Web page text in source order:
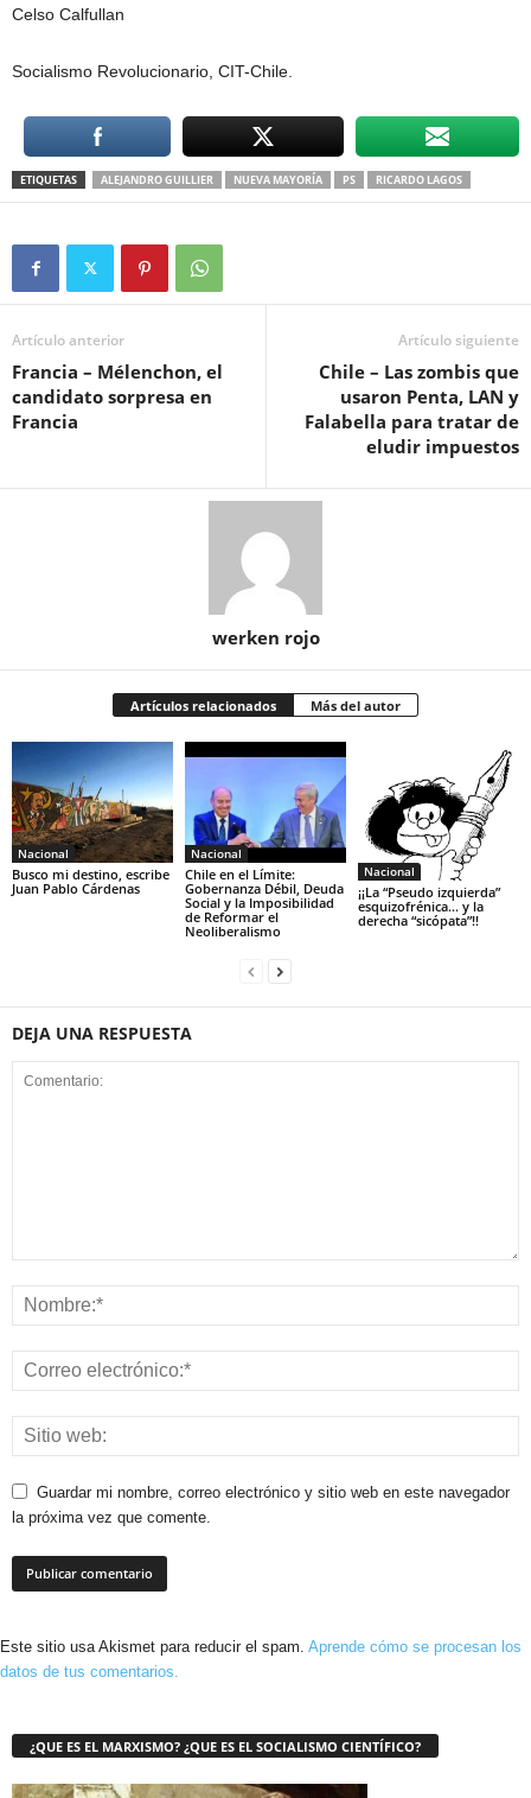
Celso Calfullan
Socialismo Revolucionario, CIT-Chile.
ETIQUETAS ALEJANDRO GUILLIER NUEVA MAYORÍA PS RICARDO LAGOS
Artículo anterior
Francia – Mélenchon, el
candidato sorpresa en
Francia
Artículo siguiente
Chile – Las zombis que
usaron Penta, LAN y
Falabella para tratar de
eludir impuestos
werken rojo
Artículos relacionados Más del autor
Nacional
Busco mi destino, escribe
Juan Pablo Cárdenas
Nacional
Chile en el Límite:
Gobernanza Débil, Deuda
Social y la Imposibilidad
de Reformar el
Neoliberalismo
Nacional
¡¡La “Pseudo izquierda”
esquizofrénica… y la
derecha “sicópata”!!
DEJA UNA RESPUESTA
Guardar mi nombre, correo electrónico y sitio web en este navegador
la próxima vez que comente.
Este sitio usa Akismet para reducir el spam. Aprende cómo se procesan los
datos de tus comentarios.
¿QUE ES EL MARXISMO? ¿QUE ES EL SOCIALISMO CIENTÍFICO?